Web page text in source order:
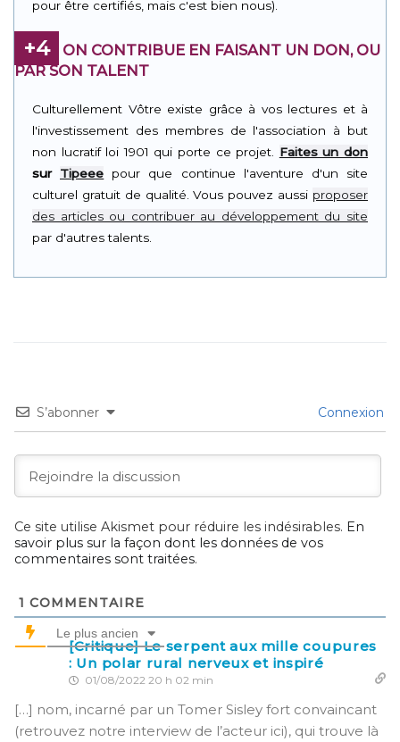
pour être certifiés, mais c'est bien nous).
+4
ON CONTRIBUE EN FAISANT UN DON, OU
PAR SON TALENT
Culturellement Vôtre existe grâce à vos lectures et à
l'investissement des membres de l'association à but
non lucratif loi 1901 qui porte ce projet. Faites un don
sur Tipeee pour que continue l'aventure d'un site
culturel gratuit de qualité. Vous pouvez aussi proposer
des articles ou contribuer au développement du site
par d'autres talents.
S’abonner Connexion
Ce site utilise Akismet pour réduire les indésirables. En
savoir plus sur la façon dont les données de vos
commentaires sont traitées.
1 COMMENTAIRE
Le plus ancien
[Critique] Le serpent aux mille coupures
: Un polar rural nerveux et inspiré
01/08/2022 20 h 02 min
[…] nom, incarné par un Tomer Sisley fort convaincant
(retrouvez notre interview de l’acteur ici), qui trouve là